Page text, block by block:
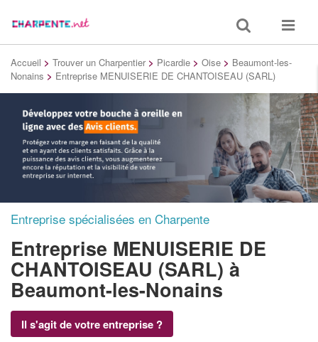
Toggle
search
Toggle
Accueil > Trouver un Charpentier > Picardie > Oise > Beaumont-les-
Nonains > Entreprise MENUISERIE DE CHANTOISEAU (SARL)
Entreprise spécialisées en Charpente
Entreprise MENUISERIE DE
CHANTOISEAU (SARL) à
Beaumont-les-Nonains
Il s'agit de votre entreprise ?